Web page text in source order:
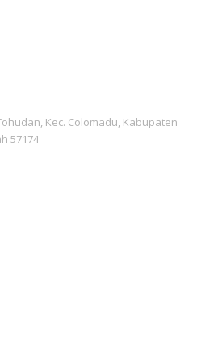
Kec. Colomadu, Kabupaten
57174